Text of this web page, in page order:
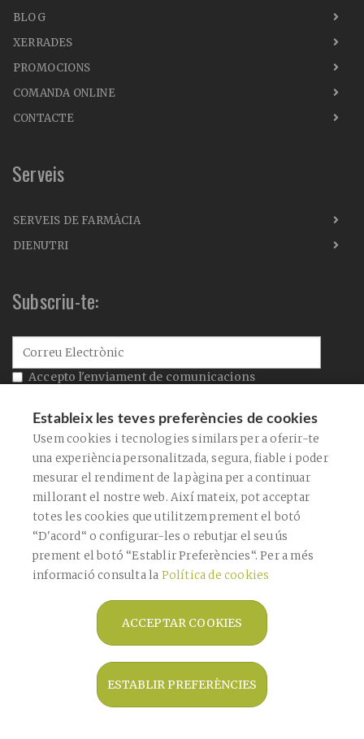
BLOG
XERRADES
PROMOCIONS
COMANDA ONLINE
CONTACTE
Serveis
SERVEIS DE FARMÀCIA
DIENUTRI
Subscriu-te:
Accepto l'enviament de comunicacions
Accepto lapolítica de privacitat
Aquest lloc està protegit per reCAPTCHA i s'apliquen la Política de Privadesa
de
Google i elsTermes de servei.
CONFIRMAR
ENVIAR
Copyright © 2026 Farmàcia Bagaría De
Casanova -Diseño web- Farmaoffice
Estableix les teves preferències de cookies
Usem cookies i tecnologies similars per a oferir-te
una experiència personalitzada, segura, fiable i poder
mesurar el rendiment de la pàgina per a continuar
millorant el nostre web. Així mateix, pot acceptar
totes les cookies que utilitzem prement el botó
“D'acord“ o configurar-les o rebutjar el seu ús
prement el botó “Establir Preferències“. Per a més
informació consulta la Política de cookies
ACCEPTAR COOKIES
ESTABLIR PREFERÈNCIES